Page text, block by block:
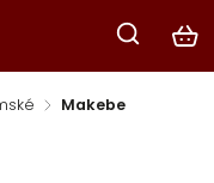
/ Makebe